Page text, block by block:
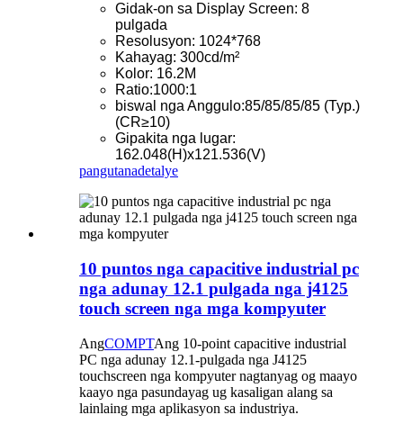
Gidak-on sa Display Screen: 8
pulgada
Resolusyon: 1024*768
Kahayag: 300cd/m²
Kolor: 16.2M
Ratio:1000:1
biswal nga Anggulo:85/85/85/85 (Typ.)
(CR≥10)
Gipakita nga lugar:
162.048(H)x121.536(V)
pangutanadetalye
10 puntos nga capacitive industrial pc
nga adunay 12.1 pulgada nga j4125
touch screen nga mga kompyuter
AngCOMPTAng 10-point capacitive industrial
PC nga adunay 12.1-pulgada nga J4125
touchscreen nga kompyuter nagtanyag og maayo
kaayo nga pasundayag ug kasaligan alang sa
lainlaing mga aplikasyon sa industriya.